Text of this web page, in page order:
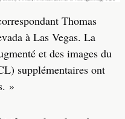
Thomas
à Las Vegas. La
et des images du
supplémentaires ont
»